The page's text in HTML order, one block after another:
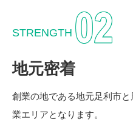
STRENGTH
地元密着
創業の地である地元足利市
業エリアとなります。